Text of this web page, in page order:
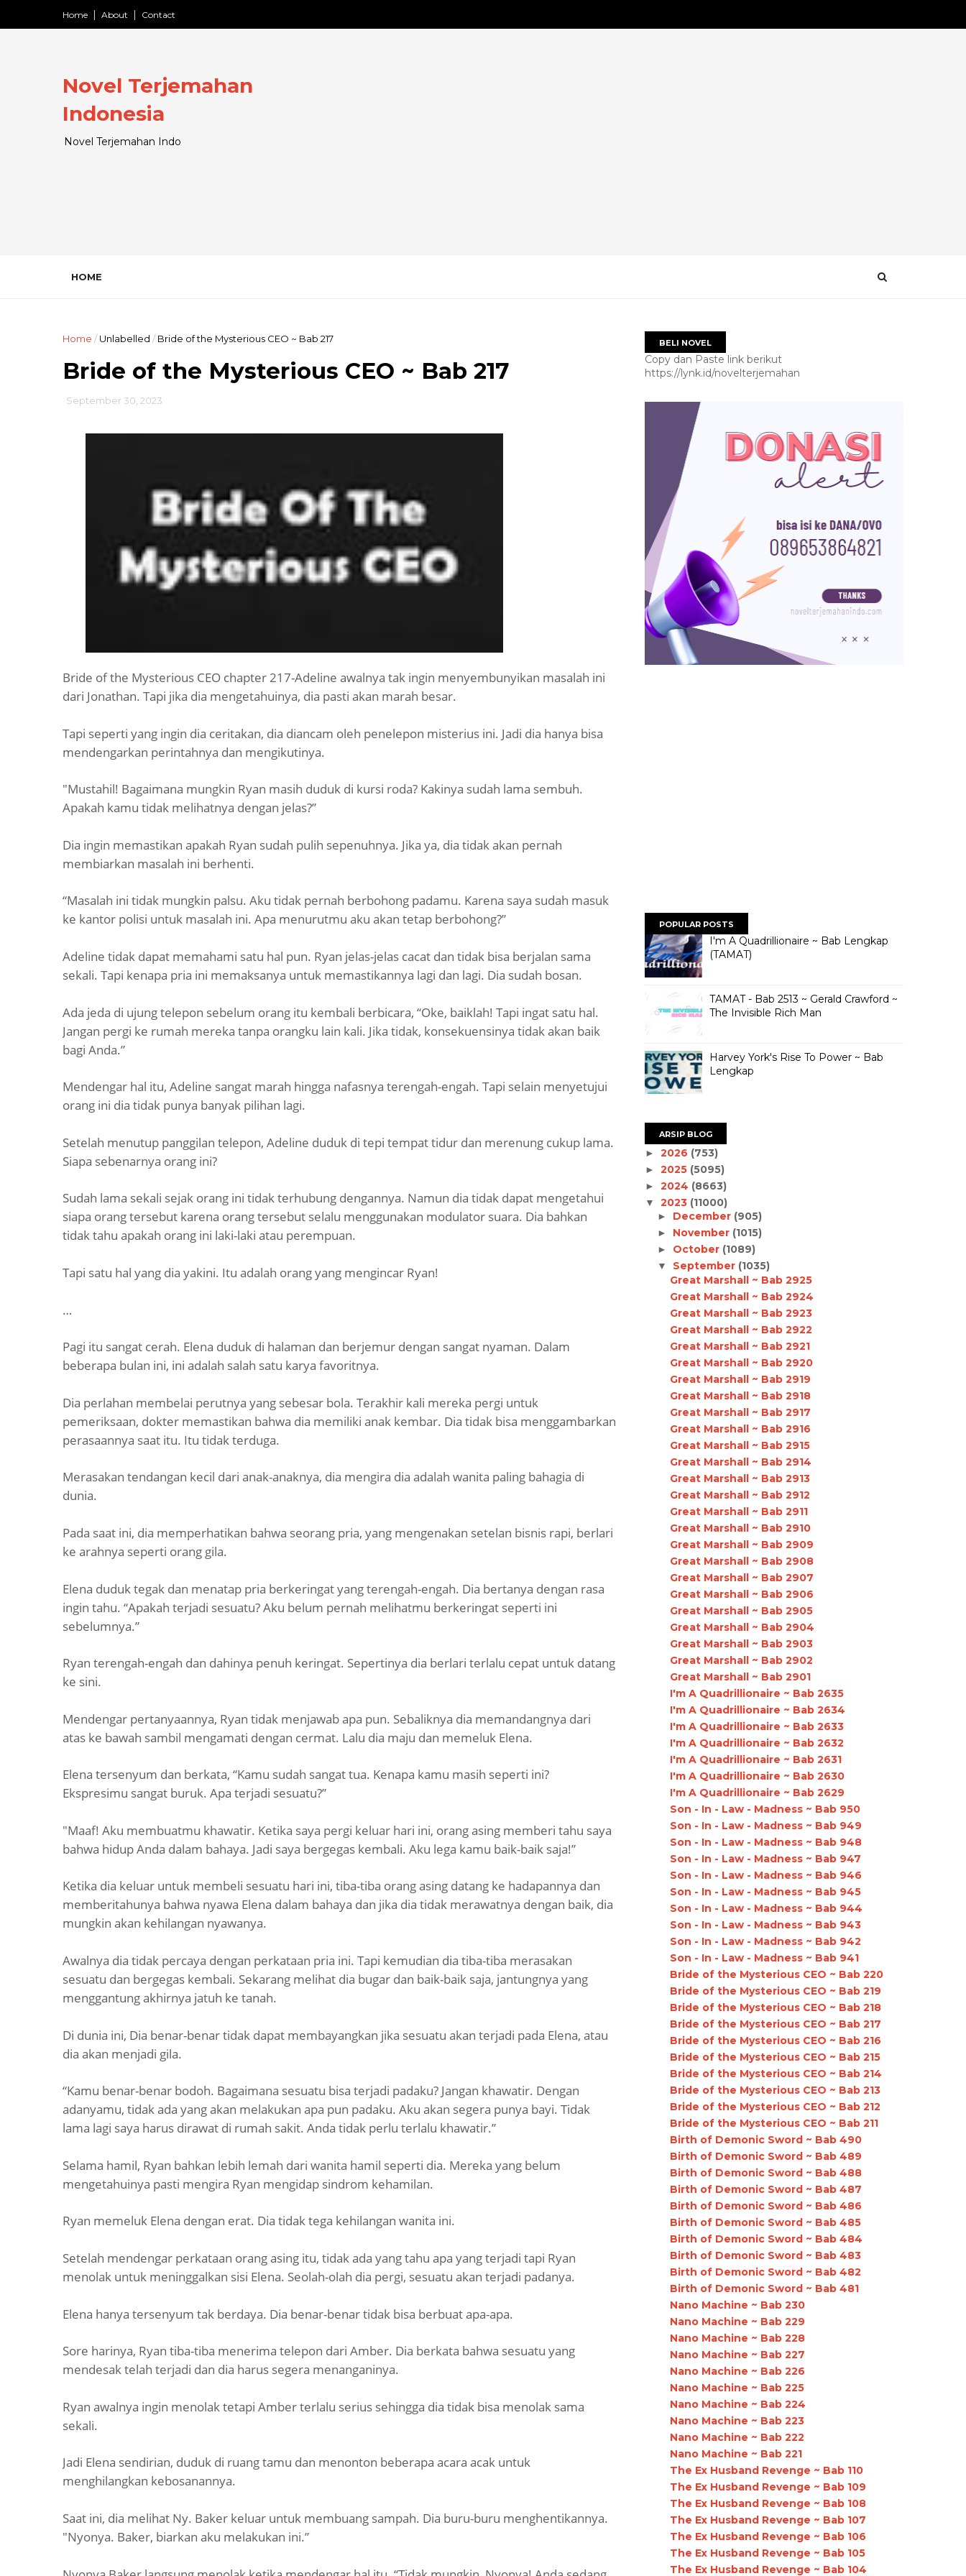
Home About Contact
Novel Terjemahan
Indonesia
Novel Terjemahan Indo
HOME
Home /Unlabelled / Bride of the Mysterious CEO ~ Bab 217
Bride of the Mysterious CEO ~ Bab 217
September 30, 2023
Bride of the Mysterious CEO chapter 217-Adeline awalnya tak ingin menyembunyikan masalah ini
dari Jonathan. Tapi jika dia mengetahuinya, dia pasti akan marah besar.
Tapi seperti yang ingin dia ceritakan, dia diancam oleh penelepon misterius ini. Jadi dia hanya bisa
mendengarkan perintahnya dan mengikutinya.
"Mustahil! Bagaimana mungkin Ryan masih duduk di kursi roda? Kakinya sudah lama sembuh.
Apakah kamu tidak melihatnya dengan jelas?”
Dia ingin memastikan apakah Ryan sudah pulih sepenuhnya. Jika ya, dia tidak akan pernah
membiarkan masalah ini berhenti.
“Masalah ini tidak mungkin palsu. Aku tidak pernah berbohong padamu. Karena saya sudah masuk
ke kantor polisi untuk masalah ini. Apa menurutmu aku akan tetap berbohong?”
Adeline tidak dapat memahami satu hal pun. Ryan jelas-jelas cacat dan tidak bisa berjalan sama
sekali. Tapi kenapa pria ini memaksanya untuk memastikannya lagi dan lagi. Dia sudah bosan.
Ada jeda di ujung telepon sebelum orang itu kembali berbicara, “Oke, baiklah! Tapi ingat satu hal.
Jangan pergi ke rumah mereka tanpa orangku lain kali. Jika tidak, konsekuensinya tidak akan baik
bagi Anda.”
Mendengar hal itu, Adeline sangat marah hingga nafasnya terengah-engah. Tapi selain menyetujui
orang ini dia tidak punya banyak pilihan lagi.
Setelah menutup panggilan telepon, Adeline duduk di tepi tempat tidur dan merenung cukup lama.
Siapa sebenarnya orang ini?
Sudah lama sekali sejak orang ini tidak terhubung dengannya. Namun dia tidak dapat mengetahui
siapa orang tersebut karena orang tersebut selalu menggunakan modulator suara. Dia bahkan
tidak tahu apakah orang ini laki-laki atau perempuan.
Tapi satu hal yang dia yakini. Itu adalah orang yang mengincar Ryan!
…
Pagi itu sangat cerah. Elena duduk di halaman dan berjemur dengan sangat nyaman. Dalam
beberapa bulan ini, ini adalah salah satu karya favoritnya.
Dia perlahan membelai perutnya yang sebesar bola. Terakhir kali mereka pergi untuk
pemeriksaan, dokter memastikan bahwa dia memiliki anak kembar. Dia tidak bisa menggambarkan
perasaannya saat itu. Itu tidak terduga.
Merasakan tendangan kecil dari anak-anaknya, dia mengira dia adalah wanita paling bahagia di
dunia.
Pada saat ini, dia memperhatikan bahwa seorang pria, yang mengenakan setelan bisnis rapi, berlari
ke arahnya seperti orang gila.
Elena duduk tegak dan menatap pria berkeringat yang terengah-engah. Dia bertanya dengan rasa
ingin tahu. “Apakah terjadi sesuatu? Aku belum pernah melihatmu berkeringat seperti ini
sebelumnya.”
Ryan terengah-engah dan dahinya penuh keringat. Sepertinya dia berlari terlalu cepat untuk datang
ke sini.
Mendengar pertanyaannya, Ryan tidak menjawab apa pun. Sebaliknya dia memandangnya dari
atas ke bawah sambil mengamati dengan cermat. Lalu dia maju dan memeluk Elena.
Elena tersenyum dan berkata, “Kamu sudah sangat tua. Kenapa kamu masih seperti ini?
Ekspresimu sangat buruk. Apa terjadi sesuatu?”
"Maaf! Aku membuatmu khawatir. Ketika saya pergi keluar hari ini, orang asing memberi tahu saya
bahwa hidup Anda dalam bahaya. Jadi saya bergegas kembali. Aku lega kamu baik-baik saja!”
Ketika dia keluar untuk membeli sesuatu hari ini, tiba-tiba orang asing datang ke hadapannya dan
memberitahunya bahwa nyawa Elena dalam bahaya dan jika dia tidak merawatnya dengan baik, dia
mungkin akan kehilangan nyawanya.
Awalnya dia tidak percaya dengan perkataan pria ini. Tapi kemudian dia tiba-tiba merasakan
sesuatu dan bergegas kembali. Sekarang melihat dia bugar dan baik-baik saja, jantungnya yang
menggantung akhirnya jatuh ke tanah.
Di dunia ini, Dia benar-benar tidak dapat membayangkan jika sesuatu akan terjadi pada Elena, atau
dia akan menjadi gila.
“Kamu benar-benar bodoh. Bagaimana sesuatu bisa terjadi padaku? Jangan khawatir. Dengan
adanyamu, tidak ada yang akan melakukan apa pun padaku. Aku akan segera punya bayi. Tidak
lama lagi saya harus dirawat di rumah sakit. Anda tidak perlu terlalu khawatir.”
Selama hamil, Ryan bahkan lebih lemah dari wanita hamil seperti dia. Mereka yang belum
mengetahuinya pasti mengira Ryan mengidap sindrom kehamilan.
Ryan memeluk Elena dengan erat. Dia tidak tega kehilangan wanita ini.
Setelah mendengar perkataan orang asing itu, tidak ada yang tahu apa yang terjadi tapi Ryan
menolak untuk meninggalkan sisi Elena. Seolah-olah dia pergi, sesuatu akan terjadi padanya.
Elena hanya tersenyum tak berdaya. Dia benar-benar tidak bisa berbuat apa-apa.
Sore harinya, Ryan tiba-tiba menerima telepon dari Amber. Dia berkata bahwa sesuatu yang
mendesak telah terjadi dan dia harus segera menanganinya.
Ryan awalnya ingin menolak tetapi Amber terlalu serius sehingga dia tidak bisa menolak sama
sekali.
Jadi Elena sendirian, duduk di ruang tamu dan menonton beberapa acara acak untuk
menghilangkan kebosanannya.
Saat ini, dia melihat Ny. Baker keluar untuk membuang sampah. Dia buru-buru menghentikannya.
"Nyonya. Baker, biarkan aku melakukan ini.”
BELI NOVEL
Copy dan Paste link berikut
https://lynk.id/novelterjemahan
POPULAR POSTS
I'm A Quadrillionaire ~ Bab Lengkap
(TAMAT)
TAMAT - Bab 2513 ~ Gerald Crawford ~
The Invisible Rich Man
Harvey York's Rise To Power ~ Bab
Lengkap
ARSIP BLOG
► 2026 (753)
► 2025 (5095)
► 2024 (8663)
▼ 2023 (11000)
► December (905)
► November (1015)
► October (1089)
▼ September (1035)
Great Marshall ~ Bab 2925
Great Marshall ~ Bab 2924
Great Marshall ~ Bab 2923
Great Marshall ~ Bab 2922
Great Marshall ~ Bab 2921
Great Marshall ~ Bab 2920
Great Marshall ~ Bab 2919
Great Marshall ~ Bab 2918
Great Marshall ~ Bab 2917
Great Marshall ~ Bab 2916
Great Marshall ~ Bab 2915
Great Marshall ~ Bab 2914
Great Marshall ~ Bab 2913
Great Marshall ~ Bab 2912
Great Marshall ~ Bab 2911
Great Marshall ~ Bab 2910
Great Marshall ~ Bab 2909
Great Marshall ~ Bab 2908
Great Marshall ~ Bab 2907
Great Marshall ~ Bab 2906
Great Marshall ~ Bab 2905
Great Marshall ~ Bab 2904
Great Marshall ~ Bab 2903
Great Marshall ~ Bab 2902
Great Marshall ~ Bab 2901
I'm A Quadrillionaire ~ Bab 2635
I'm A Quadrillionaire ~ Bab 2634
I'm A Quadrillionaire ~ Bab 2633
I'm A Quadrillionaire ~ Bab 2632
I'm A Quadrillionaire ~ Bab 2631
I'm A Quadrillionaire ~ Bab 2630
I'm A Quadrillionaire ~ Bab 2629
Son - In - Law - Madness ~ Bab 950
Son - In - Law - Madness ~ Bab 949
Son - In - Law - Madness ~ Bab 948
Son - In - Law - Madness ~ Bab 947
Son - In - Law - Madness ~ Bab 946
Son - In - Law - Madness ~ Bab 945
Son - In - Law - Madness ~ Bab 944
Son - In - Law - Madness ~ Bab 943
Son - In - Law - Madness ~ Bab 942
Son - In - Law - Madness ~ Bab 941
Bride of the Mysterious CEO ~ Bab 220
Bride of the Mysterious CEO ~ Bab 219
Bride of the Mysterious CEO ~ Bab 218
Bride of the Mysterious CEO ~ Bab 217
Bride of the Mysterious CEO ~ Bab 216
Bride of the Mysterious CEO ~ Bab 215
Bride of the Mysterious CEO ~ Bab 214
Bride of the Mysterious CEO ~ Bab 213
Bride of the Mysterious CEO ~ Bab 212
Bride of the Mysterious CEO ~ Bab 211
Birth of Demonic Sword ~ Bab 490
Birth of Demonic Sword ~ Bab 489
Birth of Demonic Sword ~ Bab 488
Birth of Demonic Sword ~ Bab 487
Birth of Demonic Sword ~ Bab 486
Birth of Demonic Sword ~ Bab 485
Birth of Demonic Sword ~ Bab 484
Birth of Demonic Sword ~ Bab 483
Birth of Demonic Sword ~ Bab 482
Birth of Demonic Sword ~ Bab 481
Nano Machine ~ Bab 230
Nano Machine ~ Bab 229
Nano Machine ~ Bab 228
Nano Machine ~ Bab 227
Nano Machine ~ Bab 226
Nano Machine ~ Bab 225
Nano Machine ~ Bab 224
Nano Machine ~ Bab 223
Nano Machine ~ Bab 222
Nano Machine ~ Bab 221
The Ex Husband Revenge ~ Bab 110
The Ex Husband Revenge ~ Bab 109
The Ex Husband Revenge ~ Bab 108
The Ex Husband Revenge ~ Bab 107
The Ex Husband Revenge ~ Bab 106
The Ex Husband Revenge ~ Bab 105
The Ex Husband Revenge ~ Bab 104